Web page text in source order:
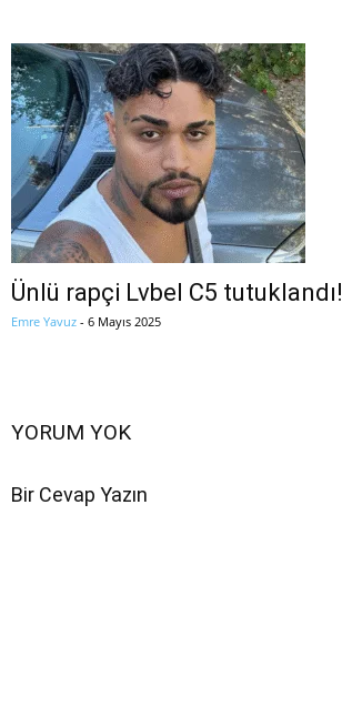
Ünlü rapçi Lvbel C5 tutuklandı!
Emre Yavuz - 6 Mayıs 2025
YORUM YOK
Bir Cevap Yazın